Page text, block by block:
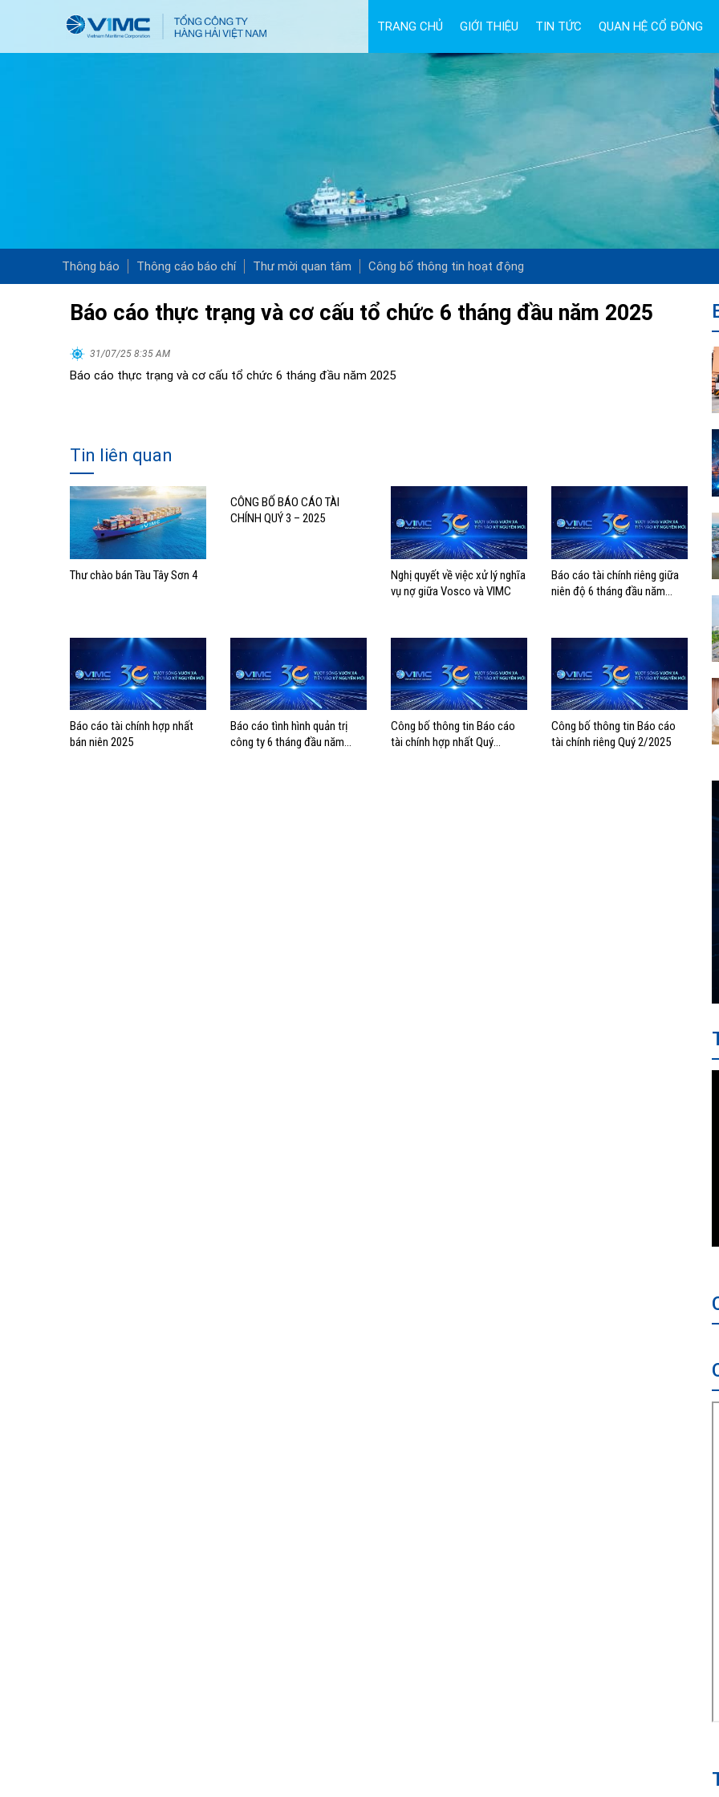
TRANG CHỦ GIỚI THIỆU TIN TỨC QUAN HỆ CỔ ĐÔNG
Thông báo Thông cáo báo chí Thư mời quan tâm Công bố thông tin hoạt động
Báo cáo thực trạng và cơ cấu tổ chức 6 tháng đầu năm 2025
31/07/25 8:35 AM
Báo cáo thực trạng và cơ cấu tổ chức 6 tháng đầu năm 2025
Tin liên quan
Thư chào bán Tàu Tây Sơn 4
CÔNG BỐ BÁO CÁO TÀI
CHÍNH QUÝ 3 – 2025
Nghị quyết về việc xử lý nghĩa
vụ nợ giữa Vosco và VIMC
Báo cáo tài chính riêng giữa
niên độ 6 tháng đầu năm
Báo cáo tài chính hợp nhất
bán niên 2025
Báo cáo tình hình quản trị
công ty 6 tháng đầu năm
Công bố thông tin Báo cáo
tài chính hợp nhất Quý
Công bố thông tin Báo cáo
tài chính riêng Quý 2/2025